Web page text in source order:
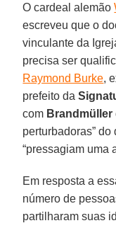
O cardeal alemão
escreveu que o
vinculante da
precisa ser
Raymond Burke,
prefeito da
com Brandmüller
perturbadoras”
“pressagiam uma
Em resposta a
número de
partilharam suas